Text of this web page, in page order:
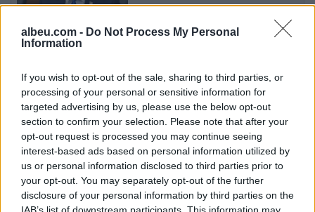
albeu.com - Do Not Process My Personal
Information
If you wish to opt-out of the sale, sharing to third parties, or
processing of your personal or sensitive information for
targeted advertising by us, please use the below opt-out
section to confirm your selection. Please note that after your
opt-out request is processed you may continue seeing
interest-based ads based on personal information utilized by
us or personal information disclosed to third parties prior to
your opt-out. You may separately opt-out of the further
disclosure of your personal information by third parties on the
IAB’s list of downstream participants. This information may
Përplasen katër automjete
shtatë persona